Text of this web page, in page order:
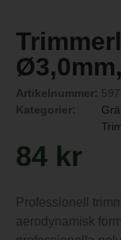
Artikelnummer:
Kategorier:
84 kr
Professionell
aerodynamisk